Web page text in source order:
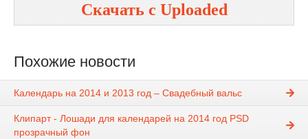
Скачать с Uploaded
Похожие новости
Календарь на 2014 и 2013 год – Свадебный вальс
Клипарт - Лошади для календарей на 2014 год PSD
прозрачный фон